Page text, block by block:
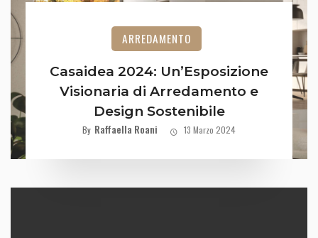
ARREDAMENTO
Casaidea 2024: Un’Esposizione
Visionaria di Arredamento e
Design Sostenibile
By Raffaella Roani 13 Marzo 2024